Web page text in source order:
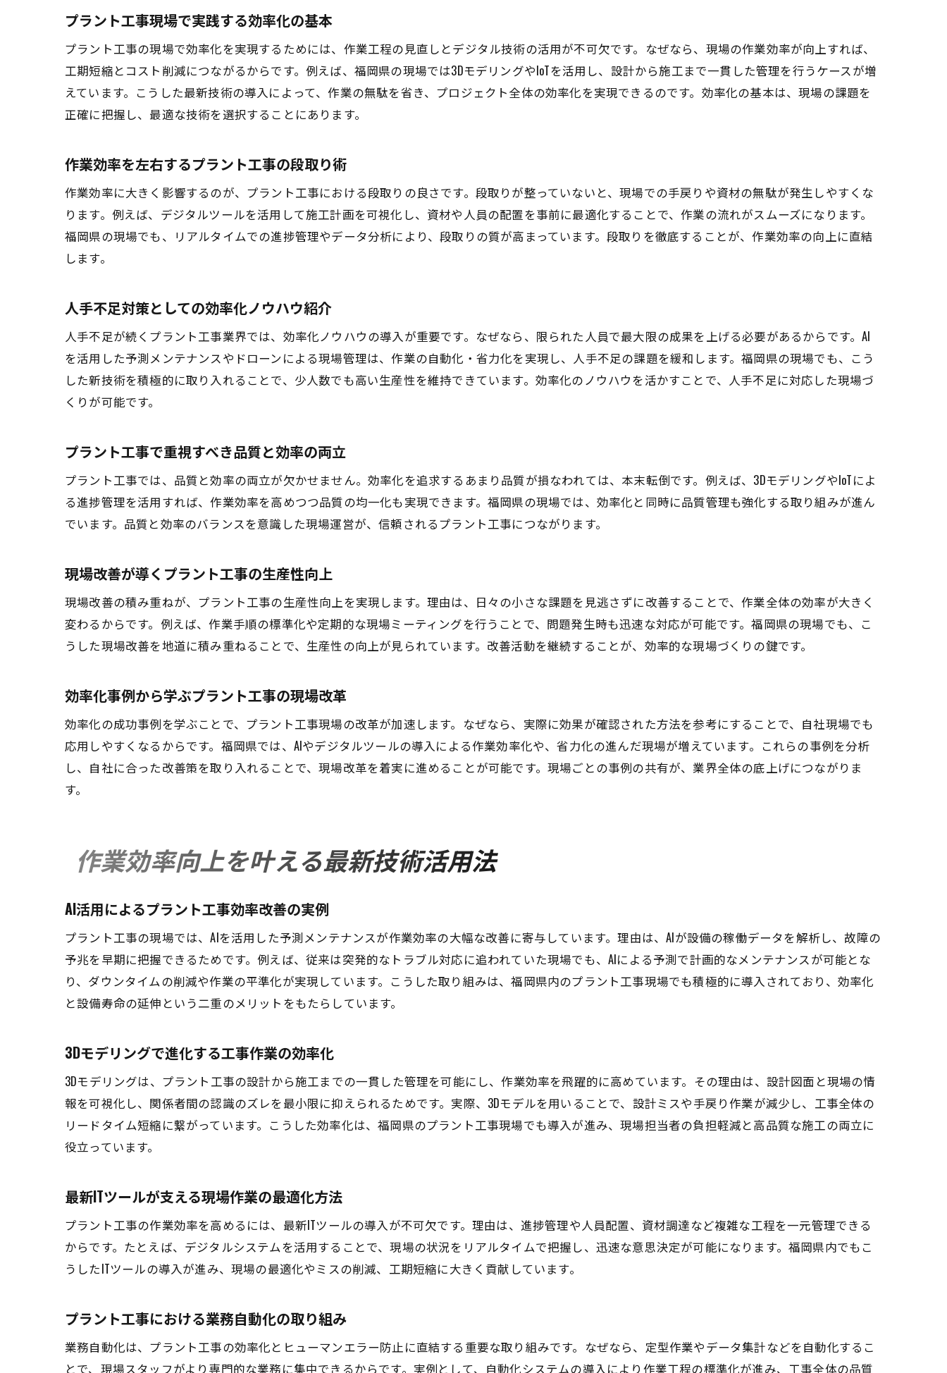
最新ITツールが支える現場作業の最適化方法
プラント工事における業務自動化の取り組み
プラント工事にAIを導入するメリットとは
予測メンテナンスで維持管理の効率が向上
AI導入による作業ミス削減と安全性の強化
工期短縮と品質維持を両立する工夫
プラント工事で工期短縮を実現する計画術
品質を保つための作業効率向上の取り組み
プラント工事の現場作業改善による品質向上
ドローンや3D技術が変える現場の未来
プラント工事現場の効率化を支える3D技術
3Dモデル活用で工事の可視化と効率アップ
ドローン導入で強化される現場安全対策
将来のプラント工事を支える技術動向
現場スタッフ教育による作業効率アップ方法
連携強化で実現するプラント工事の効率化
現場改善活動がもたらす生産性向上の秘訣
高品質なプラント工事実現の秘訣を解説
品質管理と作業効率のバランスを取る方法
効率化と品質保証を両立させる手法
現場対応力が高品質プラント工事の鍵
品質向上に直結する効率化のポイント
現場改善事例に学ぶ効率化の成功ポイント
デジタルツール活用で実現する業務改革
プラント工事現場で実践する効率化の基本
プラント工事の現場で効率化を実現するためには、作業工程の見直しとデジタル技術の活用が不可欠です。なぜなら、現場の作業効率が向上すれば、
工期短縮とコスト削減につながるからです。例えば、福岡県の現場では3DモデリングやIoTを活用し、設計から施工まで一貫した管理を行うケースが増
えています。こうした最新技術の導入によって、作業の無駄を省き、プロジェクト全体の効率化を実現できるのです。効率化の基本は、現場の課題を
正確に把握し、最適な技術を選択することにあります。
作業効率を左右するプラント工事の段取り術
作業効率に大きく影響するのが、プラント工事における段取りの良さです。段取りが整っていないと、現場での手戻りや資材の無駄が発生しやすくな
ります。例えば、デジタルツールを活用して施工計画を可視化し、資材や人員の配置を事前に最適化することで、作業の流れがスムーズになります。
福岡県の現場でも、リアルタイムでの進捗管理やデータ分析により、段取りの質が高まっています。段取りを徹底することが、作業効率の向上に直結
します。
人手不足対策としての効率化ノウハウ紹介
人手不足が続くプラント工事業界では、効率化ノウハウの導入が重要です。なぜなら、限られた人員で最大限の成果を上げる必要があるからです。AI
を活用した予測メンテナンスやドローンによる現場管理は、作業の自動化・省力化を実現し、人手不足の課題を緩和します。福岡県の現場でも、こう
した新技術を積極的に取り入れることで、少人数でも高い生産性を維持できています。効率化のノウハウを活かすことで、人手不足に対応した現場づ
くりが可能です。
プラント工事で重視すべき品質と効率の両立
プラント工事では、品質と効率の両立が欠かせません。効率化を追求するあまり品質が損なわれては、本末転倒です。例えば、3DモデリングやIoTによ
る進捗管理を活用すれば、作業効率を高めつつ品質の均一化も実現できます。福岡県の現場では、効率化と同時に品質管理も強化する取り組みが進ん
でいます。品質と効率のバランスを意識した現場運営が、信頼されるプラント工事につながります。
現場改善が導くプラント工事の生産性向上
現場改善の積み重ねが、プラント工事の生産性向上を実現します。理由は、日々の小さな課題を見逃さずに改善することで、作業全体の効率が大きく
変わるからです。例えば、作業手順の標準化や定期的な現場ミーティングを行うことで、問題発生時も迅速な対応が可能です。福岡県の現場でも、こ
うした現場改善を地道に積み重ねることで、生産性の向上が見られています。改善活動を継続することが、効率的な現場づくりの鍵です。
効率化事例から学ぶプラント工事の現場改革
効率化の成功事例を学ぶことで、プラント工事現場の改革が加速します。なぜなら、実際に効果が確認された方法を参考にすることで、自社現場でも
応用しやすくなるからです。福岡県では、AIやデジタルツールの導入による作業効率化や、省力化の進んだ現場が増えています。これらの事例を分析
し、自社に合った改善策を取り入れることで、現場改革を着実に進めることが可能です。現場ごとの事例の共有が、業界全体の底上げにつながりま
す。
作業効率向上を叶える最新技術活用法
AI活用によるプラント工事効率改善の実例
プラント工事の現場では、AIを活用した予測メンテナンスが作業効率の大幅な改善に寄与しています。理由は、AIが設備の稼働データを解析し、故障の
予兆を早期に把握できるためです。例えば、従来は突発的なトラブル対応に追われていた現場でも、AIによる予測で計画的なメンテナンスが可能とな
り、ダウンタイムの削減や作業の平準化が実現しています。こうした取り組みは、福岡県内のプラント工事現場でも積極的に導入されており、効率化
と設備寿命の延伸という二重のメリットをもたらしています。
3Dモデリングで進化する工事作業の効率化
3Dモデリングは、プラント工事の設計から施工までの一貫した管理を可能にし、作業効率を飛躍的に高めています。その理由は、設計図面と現場の情
報を可視化し、関係者間の認識のズレを最小限に抑えられるためです。実際、3Dモデルを用いることで、設計ミスや手戻り作業が減少し、工事全体の
リードタイム短縮に繋がっています。こうした効率化は、福岡県のプラント工事現場でも導入が進み、現場担当者の負担軽減と高品質な施工の両立に
役立っています。
最新ITツールが支える現場作業の最適化方法
プラント工事の作業効率を高めるには、最新ITツールの導入が不可欠です。理由は、進捗管理や人員配置、資材調達など複雑な工程を一元管理できる
からです。たとえば、デジタルシステムを活用することで、現場の状況をリアルタイムで把握し、迅速な意思決定が可能になります。福岡県内でもこ
うしたITツールの導入が進み、現場の最適化やミスの削減、工期短縮に大きく貢献しています。
プラント工事における業務自動化の取り組み
業務自動化は、プラント工事の効率化とヒューマンエラー防止に直結する重要な取り組みです。なぜなら、定型作業やデータ集計などを自動化するこ
とで、現場スタッフがより専門的な業務に集中できるからです。実例として、自動化システムの導入により作業工程の標準化が進み、工事全体の品質